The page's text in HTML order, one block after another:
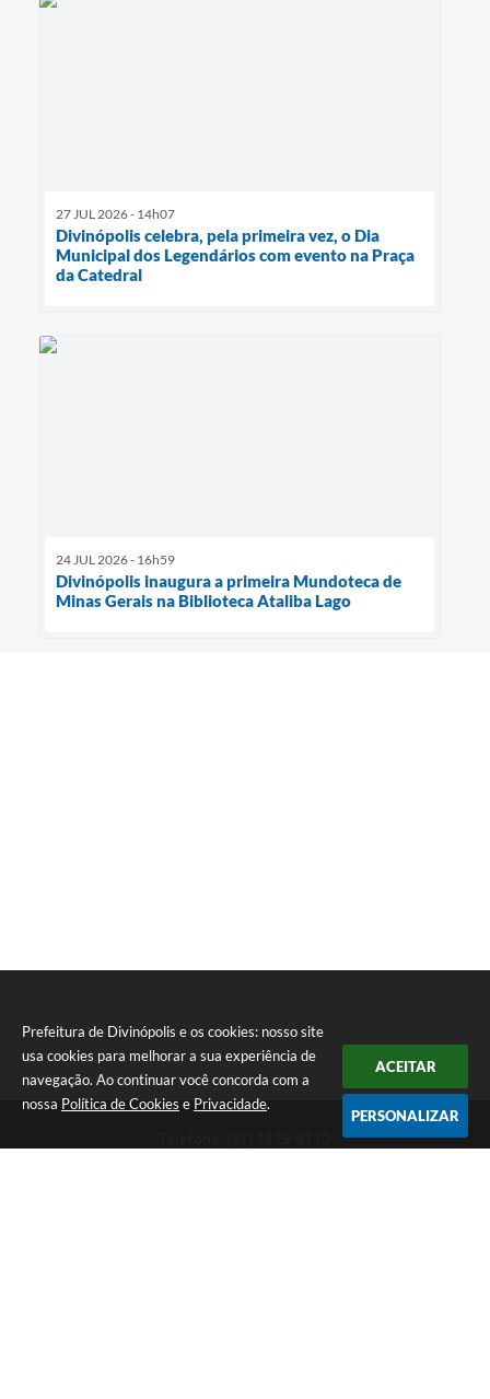
Prefeitura de Divinópolis e os cookies: nosso site
usa cookies para melhorar a sua experiência de
navegação. Ao continuar você concorda com a
nossa Política de Cookies e Privacidade.
ACEITAR
PERSONALIZAR
27 JUL 2026 - 14h07
Divinópolis celebra, pela primeira vez, o Dia
Municipal dos Legendários com evento na Praça
da Catedral
24 JUL 2026 - 16h59
Divinópolis inaugura a primeira Mundoteca de
Minas Gerais na Biblioteca Ataliba Lago